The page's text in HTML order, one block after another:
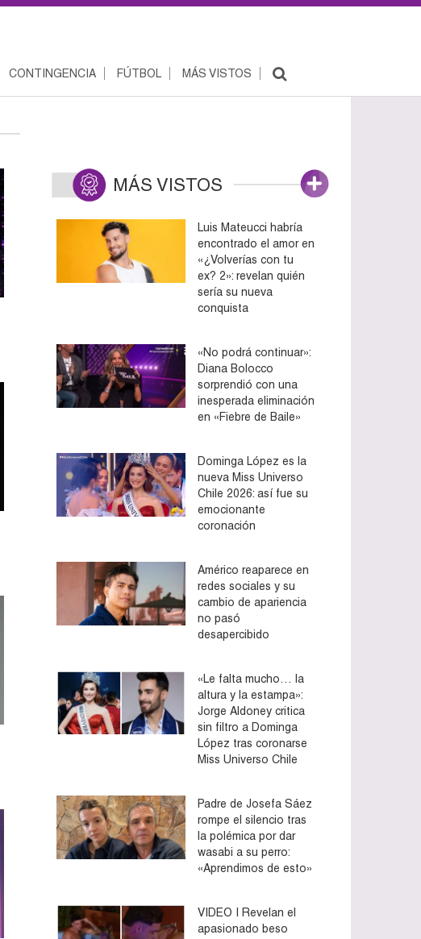
CONTINGENCIA FÚTBOL MÁS VISTOS
MÁS VISTOS
Luis Mateucci habría
encontrado el amor en
«¿Volverías con tu
ex? 2»: revelan quién
sería su nueva
conquista
«No podrá continuar»:
Diana Bolocco
sorprendió con una
inesperada eliminación
en «Fiebre de Baile»
Dominga López es la
nueva Miss Universo
Chile 2026: así fue su
emocionante
coronación
Américo reaparece en
redes sociales y su
cambio de apariencia
no pasó
desapercibido
«Le falta mucho… la
altura y la estampa»:
Jorge Aldoney critica
sin filtro a Dominga
López tras coronarse
Miss Universo Chile
Padre de Josefa Sáez
rompe el silencio tras
la polémica por dar
wasabi a su perro:
«Aprendimos de esto»
VIDEO | Revelan el
apasionado beso